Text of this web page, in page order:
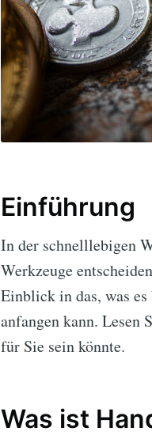
Einführung
In der schnelllebigen
Werkzeuge
Einblick in das, was
anfangen kann. Lesen
für Sie sein könnte.
Was ist